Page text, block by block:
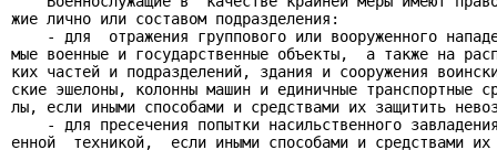
жие лично или составом подразделения:
- для  отражения группового или вооруженного
мые военные и государственные объекты,  а также на
ких частей и подразделений, здания и сооружения
ские эшелоны, колонны машин и единичные транспортные
лы, если иными способами и средствами их защитить
- для пресечения попытки насильственного
енной  техникой,  если иными способами и средствами их